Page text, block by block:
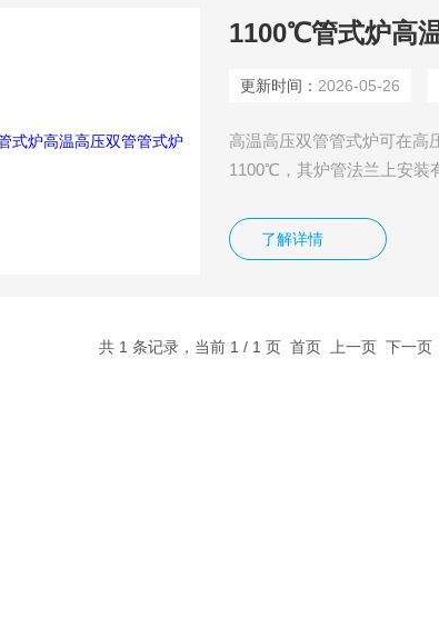
1100℃管式炉高
更新时间： 2026-05-26
高温高压双管管式炉可在高
1100℃，其炉管法兰上安装
探索研究，此款高温高炉是
件采用高温含钼电阻丝，炉
了解详情
共 1 条记录，当前 1 / 1 页 首页 上一页 下一